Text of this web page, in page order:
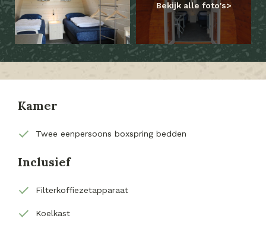
Bekijk alle foto's
Kamer
Twee eenpersoons boxspring bedden
Inclusief
Filterkoffiezetapparaat
Koelkast